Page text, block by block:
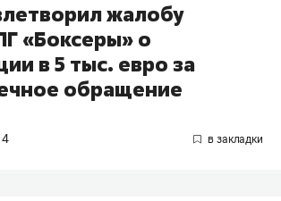
жалобу
«Боксеры» о
в 5 тыс. евро за
обращение
4